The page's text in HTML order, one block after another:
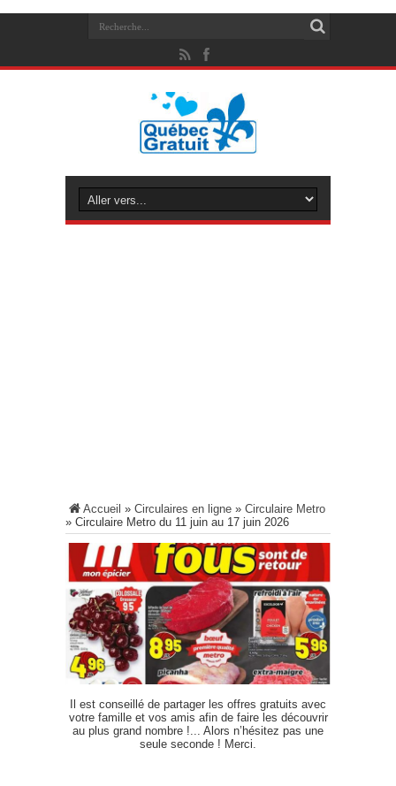
Accueil » Circulaires en ligne » Circulaire Metro
» Circulaire Metro du 11 juin au 17 juin 2026
Il est conseillé de partager les offres gratuits avec
votre famille et vos amis afin de faire les découvrir
au plus grand nombre !... Alors n’hésitez pas une
seule seconde ! Merci.